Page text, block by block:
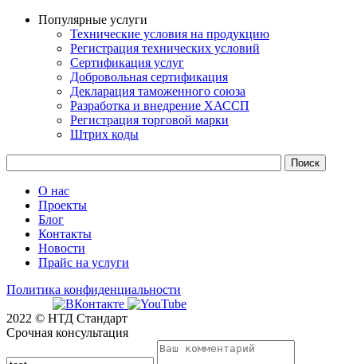
Популярные услуги
Технические условия на продукцию
Регистрация технических условий
Сертификация услуг
Добровольная сертификация
Декларация таможенного союза
Разработка и внедрение ХАССП
Регистрация торговой марки
Штрих коды
О нас
Проекты
Блог
Контакты
Новости
Прайс на услуги
Политика конфиденциальности
2022 © НТД Стандарт
Срочная консультация